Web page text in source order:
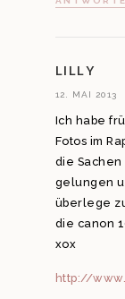
LILLY
12. MAI 2013
Ich habe
Fotos im
die Sachen
gelungen
überlege
die canon
xox
http://